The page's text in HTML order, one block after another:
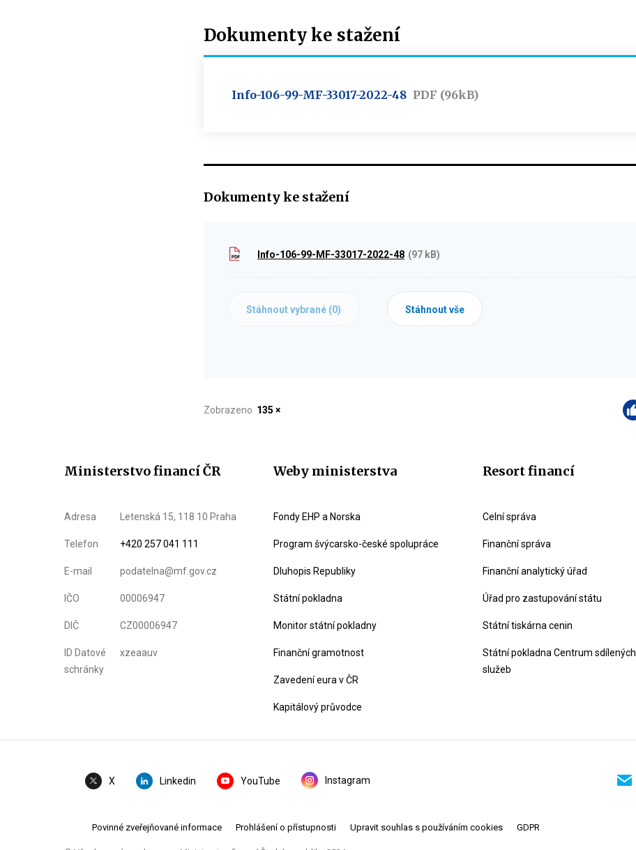
Dokumenty ke stažení
Info-106-99-MF-33017-2022-48 PDF (96kB)
Dokumenty ke stažení
Info-106-99-MF-33017-2022-48 (97 kB)
Stáhnout vybrané (0) Stáhnout vše
Zobrazeno 135 ×
Ministerstvo financí ČR
Adresa Letenská 15, 118 10 Praha
Telefon +420 257 041 111
E-mail podatelna@mf.gov.cz
IČO 00006947
DIČ CZ00006947
ID Datové
schránky
xzeaauv
Weby ministerstva
Fondy EHP a Norska
Program švýcarsko-české spolupráce
Dluhopis Republiky
Státní pokladna
Monitor státní pokladny
Finanční gramotnost
Zavedení eura v ČR
Kapitálový průvodce
Resort financí
Celní správa
Finanční správa
Finanční analytický úřad
Úřad pro zastupování státu
Státní tiskárna cenin
Státní pokladna Centrum sdílených
služeb
X Linkedin YouTube Instagram
Povinné zveřejňované informace Prohlášení o přístupnosti Upravit souhlas s používáním cookies GDPR